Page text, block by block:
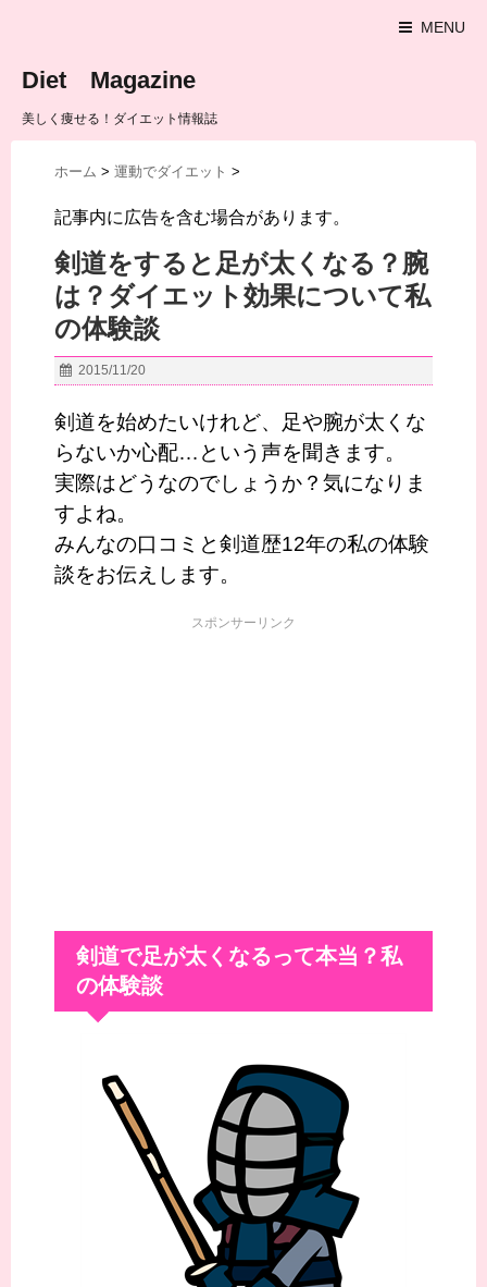
MENU
Diet Magazine
美しく痩せる！ダイエット情報誌
ホーム > 運動でダイエット >
記事内に広告を含む場合があります。
剣道をすると足が太くなる？腕
は？ダイエット効果について私
の体験談
2015/11/20
剣道を始めたいけれど、足や腕が太くな
らないか心配…という声を聞きます。
実際はどうなのでしょうか？気になりま
すよね。
みんなの口コミと剣道歴12年の私の体験
談をお伝えします。
スポンサーリンク
剣道で足が太くなるって本当？私
の体験談